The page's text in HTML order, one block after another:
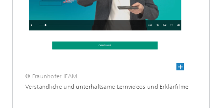
© Fraunhofer IFAM
Verständliche und unterhaltsame Lernvideos und Erklärfilme